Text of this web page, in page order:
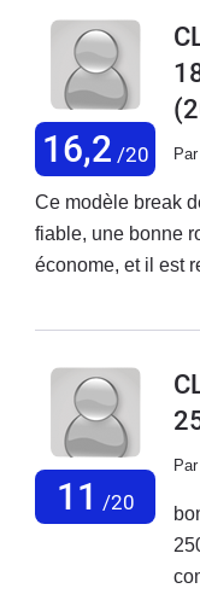
16,2 /20 Par
Ce modèle break
fiable, une bonne
économe, et il est
sur grande route.
11 /20
Par